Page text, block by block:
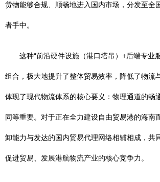
货物能够合规、顺畅地进入国内市场，分发至全
者手中。
这种“前沿硬件设施（港口塔吊）+后端专业
组合，极大地提升了整体贸易效率，降低了物流
体现了现代物流体系的核心要义：物理通道的畅
同等重要。对于正在全力建设自由贸易港的海南
卸能力与发达的国内贸易代理网络相辅相成，共
促进贸易、发展港航物流产业的核心竞争力。